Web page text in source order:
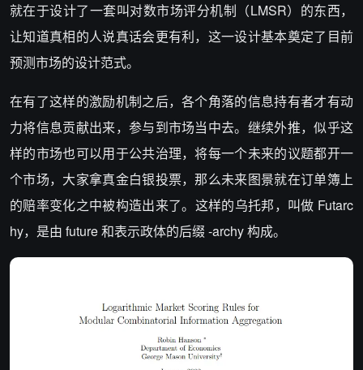
就在于设计了一套叫对数市场评分机制（LMSR）的东西，
让知道真相的人说真话会更有利，这一设计基本奠定了目前
预测市场的设计范式。
在有了这样的激励机制之后，各个角落的信息持有者才有动
力将信息贡献出来，参与到市场当中去。继续外推，似乎这
样的市场也可以用于公共治理，将每一个未来的议题都开一
个市场，大家拿真金白银投票，那么未来图景就在订单簿上
的赔率变化之中被构造出来了。这样的乌托邦，叫做 Futarc
hy，是由 future 和表示政体的后缀 -archy 构成。